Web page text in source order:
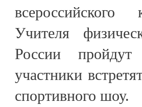
Учителя
России
участники
спортивного шоу.